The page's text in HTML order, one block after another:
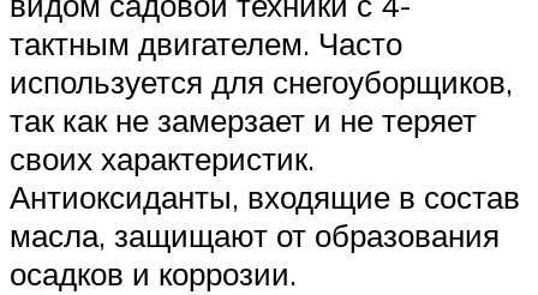
тактным двигателем. Часто
используется для снегоуборщиков,
так как не замерзает и не теряет
своих характеристик.
Антиоксиданты, входящие в состав
масла, защищают от образования
осадков и коррозии.